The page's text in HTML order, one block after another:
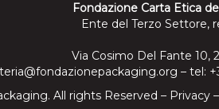
Fondazione Carta Etica
Ente del Terzo Settore,
Via Cosimo Del Fante 10,
– tel:
All rights Reserved – Privacy –